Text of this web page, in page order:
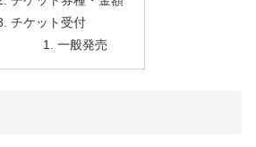
チケット受付
一般発売